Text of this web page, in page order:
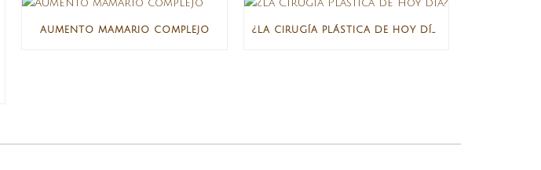
AUMENTO MAMARIO COMPLEJO ¿LA CIRUGÍA PLÁSTICA DE HOY DÍA?